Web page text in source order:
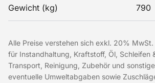
Gewicht (kg) 790
Alle Preise verstehen sich exkl. 20%
für Instandhaltung, Kraftstoff, Öl, Schleifen
Transport, Reinigung, Zubehör und
eventuelle Umweltabgaben sowie